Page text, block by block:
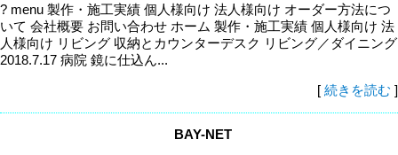
? menu 製作・施工実績 個人様向け 法人様向け オーダー方法につ
いて 会社概要 お問い合わせ ホーム 製作・施工実績 個人様向け 法
人様向け リビング 収納とカウンターデスク リビング／ダイニング
2018.7.17 病院 鏡に仕込ん...
[ 続きを読む ]
BAY-NET